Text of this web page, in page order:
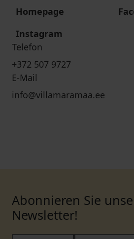
Homepage
Instagram
Telefon
+372 507 9727
E-Mail
info@villamaramaa.ee
Abonnieren Sie
Newsletter!